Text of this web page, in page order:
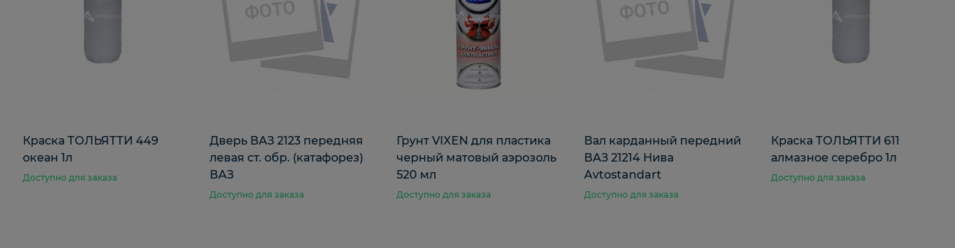
Краска ТОЛЬЯТТИ 449
океан 1л
Доступно для заказа
Дверь ВАЗ 2123 передняя
левая ст. обр. (катафорез)
ВАЗ
Доступно для заказа
Грунт VIXEN для пластика
черный матовый аэрозоль
520 мл
Доступно для заказа
Вал карданный передний
ВАЗ 21214 Нива
Avtostandart
Доступно для заказа
Краска ТОЛЬЯТТИ 611
алмазное серебро 1л
Доступно для заказа